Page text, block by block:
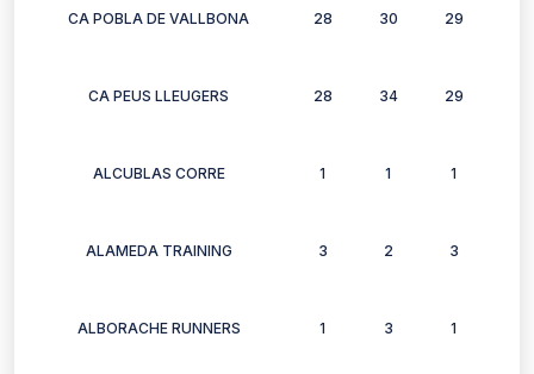
CA POBLA DE VALLBONA 28 30 29
CA PEUS LLEUGERS 28 34 29
ALCUBLAS CORRE 1 1 1
ALAMEDA TRAINING 3 2 3
ALBORACHE RUNNERS 1 3 1